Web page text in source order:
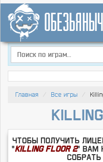
Главная Все игры
Чтобы получить
"Killing Floor 2" Вам
собрать